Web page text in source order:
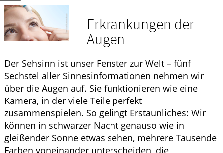
Krankheiten & Therapie
GESUND IM ALTER
ELTERN UND KIND
Erkrankungen der
Augen
Der Sehsinn ist unser Fenster zur Welt – fünf
Sechstel aller Sinnesinformationen nehmen wir
über die Augen auf. Sie funktionieren wie eine
Kamera, in der viele Teile perfekt
zusammenspielen. So gelingt Erstaunliches: Wir
können in schwarzer Nacht genauso wie in
gleißender Sonne etwas sehen, mehrere Tausende
Farben voneinander unterscheiden, die